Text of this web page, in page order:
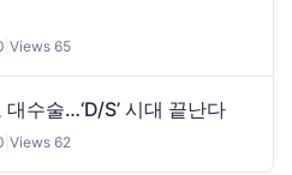
Views 65
수술…‘D/S’ 시대 끝난다
Views 62